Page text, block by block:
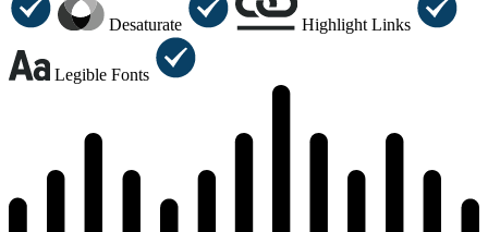
Desaturate Highlight Links
Legible Fonts